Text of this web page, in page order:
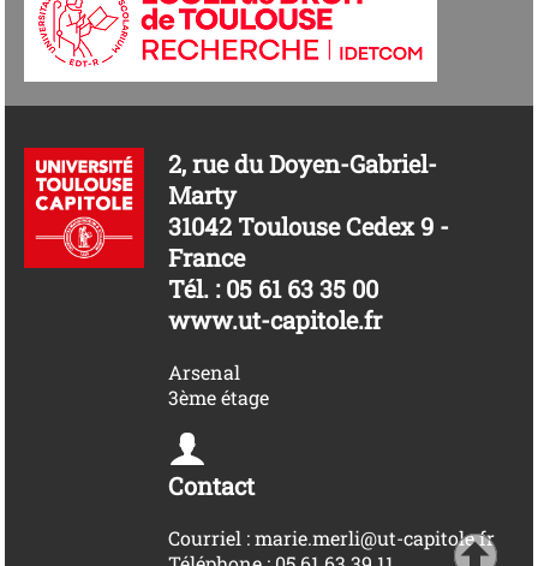
2, rue du Doyen-Gabriel-
Marty
31042 Toulouse Cedex 9 -
France
Tél. : 05 61 63 35 00
www.ut-capitole.fr
Arsenal
3ème étage
Contact
Courriel : marie.merli@ut-capitole.fr